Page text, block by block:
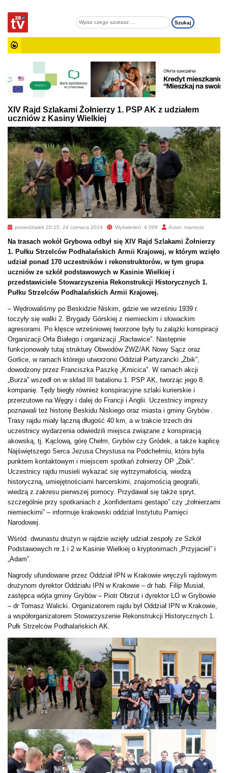
XIV Rajd Szlakami Żołnierzy 1. PSP AK z udziałem
uczniów z Kasiny Wielkiej
poniedziałek 20:15, 24 czerwca 2024 Wyświetleń: 4 069 Autor: mantosz
Na trasach wokół Grybowa odbył się XIV Rajd Szlakami Żołnierzy
1. Pułku Strzelców Podhalańskich Armii Krajowej, w którym wzięło
udział ponad 170 uczestników i rekonstruktorów, w tym grupa
uczniów ze szkół podstawowych w Kasinie Wielkiej i
przedstawiciele Stowarzyszenia Rekonstrukcji Historycznych 1.
Pułku Strzelców Podhalańskich Armii Krajowej.
– Wędrowaliśmy po Beskidzie Niskim, gdzie we wrześniu 1939 r.
toczyły się walki 2. Brygady Górskiej z niemieckim i słowackim
agresorami. Po klęsce wrześniowej tworzone były tu zalążki konspiracji
Organizacji Orła Białego i organizacji „Racławice”. Następnie
funkcjonowały tutaj struktury Obwodów ZWZ/AK Nowy Sącz oraz
Gorlice, w ramach którego utworzono Oddział Partyzancki „Żbik”,
dowodzony przez Franciszka Paszkę „Kmicica”. W ramach akcji
„Burza” wszedł on w skład III batalionu 1. PSP AK, tworząc jego 8.
kompanię. Tędy biegły również konspiracyjne szlaki kurierskie i
przerzutowe na Węgry i dalej do Francji i Anglii. Uczestnicy imprezy
poznawali też historię Beskidu Niskiego oraz miasta i gminy Grybów .
Trasy rajdu miały łączną długość 40 km, a w trakcie trzech dni
uczestnicy wydarzenia odwiedzili miejsca związane z konspiracją
akowską, tj. Kąclową, górę Chełm, Grybów czy Gródek, a także kaplicę
Najświętszego Serca Jezusa Chrystusa na Podchełmiu, która była
punktem kontaktowym i miejscem spotkań żołnierzy OP „Żbik”.
Uczestnicy rajdu musieli wykazać się wytrzymałością, wiedzą
historyczną, umiejętnościami harcerskimi, znajomością geografii,
wiedzą z zakresu pierwszej pomocy. Przydawał się także spryt,
szczególnie przy spotkaniach z „konfidentami gestapo” czy „żołnierzami
niemieckimi” – informuje krakowski oddział Instytutu Pamięci
Narodowej.
Wśród dwunastu drużyn w rajdzie wzięły udział zespoły ze Szkół
Podstawowych nr 1 i 2 w Kasinie Wielkiej o kryptonimach „Przyjaciel” i
„Adam”.
Nagrody ufundowane przez Oddział IPN w Krakowie wręczyli rajdowym
drużynom dyrektor Oddziału IPN w Krakowie – dr hab. Filip Musiał,
zastępca wójta gminy Grybów – Piotr Obrzut i dyrektor LO w Grybowie
– dr Tomasz Walicki. Organizatorem rajdu był Oddział IPN w Krakowie,
a współorganizatorem Stowarzyszenie Rekonstrukcji Historycznych 1.
Pułk Strzelców Podhalańskich AK.